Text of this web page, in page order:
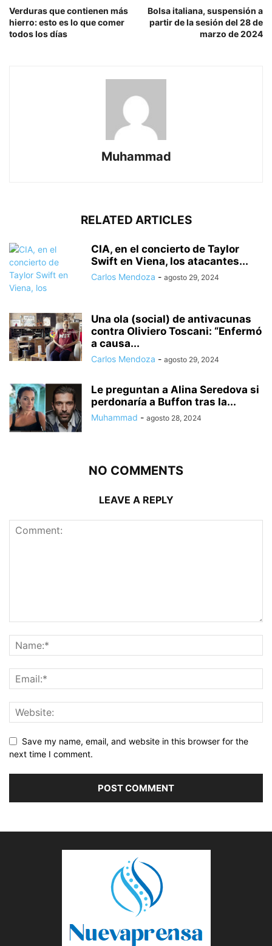
Verduras que contienen más
hierro: esto es lo que comer
todos los días
Bolsa italiana, suspensión a
partir de la sesión del 28 de
marzo de 2024
Muhammad
RELATED ARTICLES
CIA, en el concierto de Taylor
Swift en Viena, los atacantes...
Carlos Mendoza - agosto 29, 2024
Una ola (social) de antivacunas
contra Oliviero Toscani: “Enfermó
a causa...
Carlos Mendoza - agosto 29, 2024
Le preguntan a Alina Seredova si
perdonaría a Buffon tras la...
Muhammad - agosto 28, 2024
NO COMMENTS
LEAVE A REPLY
Save my name, email, and website in this browser for the
next time I comment.